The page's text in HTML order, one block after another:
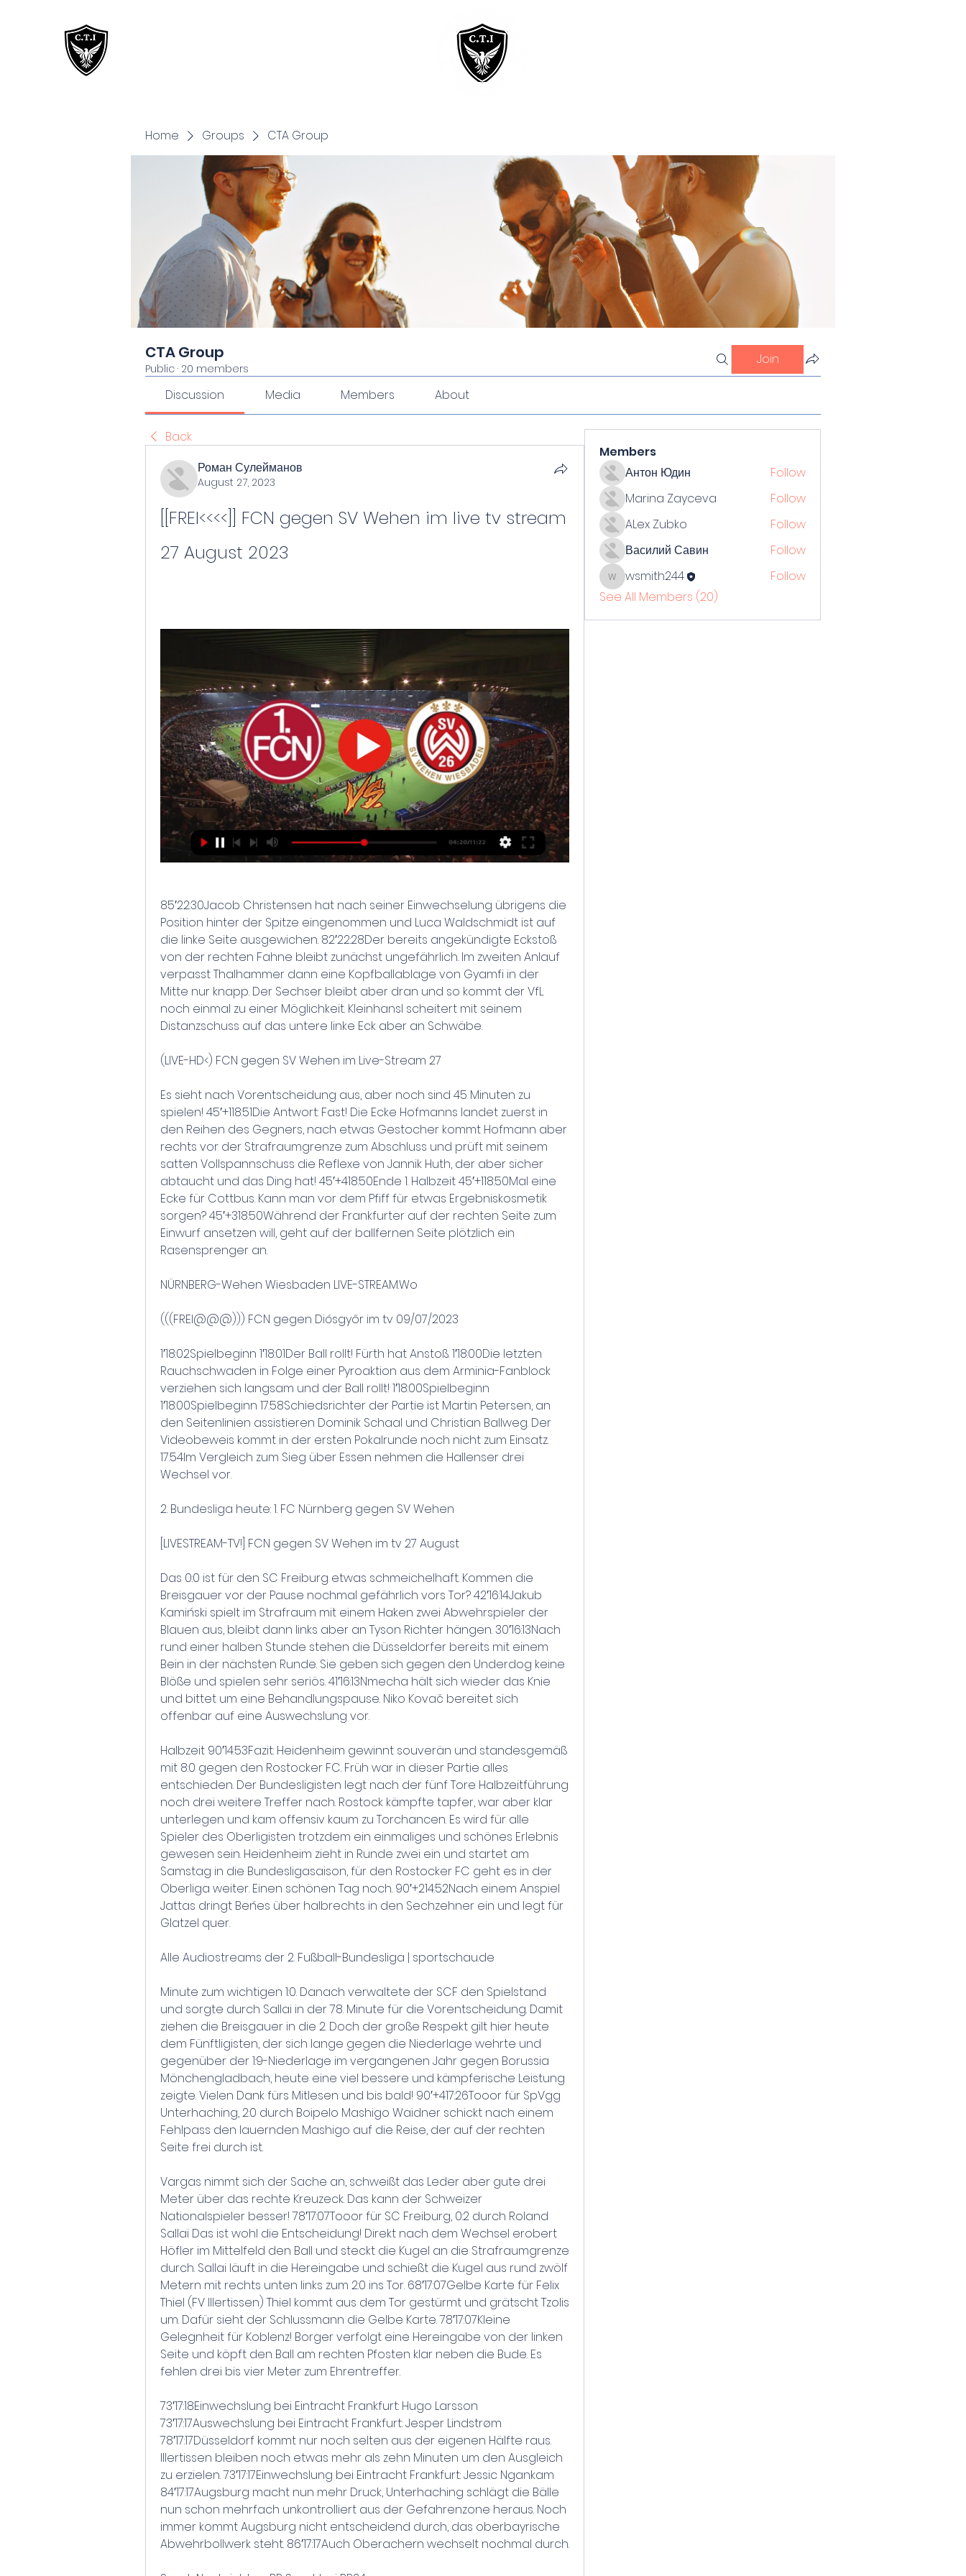
Home Groups CTA Group
CTA Group
Public · 20 members
Join
Discussion Media Members About
Back
Роман Сулейманов
August 27, 2023
[[FREI<<<<]] FCN gegen SV Wehen im live tv stream
27 August 2023
85′22:30Jacob Christensen hat nach seiner Einwechselung übrigens die
Position hinter der Spitze eingenommen und Luca Waldschmidt ist auf
die linke Seite ausgewichen. 82′22:28Der bereits angekündigte Eckstoß
von der rechten Fahne bleibt zunächst ungefährlich. Im zweiten Anlauf
verpasst Thalhammer dann eine Kopfballablage von Gyamfi in der
Mitte nur knapp. Der Sechser bleibt aber dran und so kommt der VfL
noch einmal zu einer Möglichkeit. Kleinhansl scheitert mit seinem
Distanzschuss auf das untere linke Eck aber an Schwäbe.
(LIVE-HD<) FCN gegen SV Wehen im Live-Stream 27
Es sieht nach Vorentscheidung aus, aber noch sind 45 Minuten zu
spielen! 45′+118:51Die Antwort: Fast! Die Ecke Hofmanns landet zuerst in
den Reihen des Gegners, nach etwas Gestocher kommt Hofmann aber
rechts vor der Strafraumgrenze zum Abschluss und prüft mit seinem
satten Vollspannschuss die Reflexe von Jannik Huth, der aber sicher
abtaucht und das Ding hat! 45′+418:50Ende 1. Halbzeit 45′+118:50Mal eine
Ecke für Cottbus. Kann man vor dem Pfiff für etwas Ergebniskosmetik
sorgen? 45′+318:50Während der Frankfurter auf der rechten Seite zum
Einwurf ansetzen will, geht auf der ballfernen Seite plötzlich ein
Rasensprenger an.
NÜRNBERG-Wehen Wiesbaden LIVE-STREAM.Wo
(((FREI@@@))) FCN gegen Diósgyőr im tv 09/07/2023
1′18:02Spielbeginn 1′18:01Der Ball rollt! Fürth hat Anstoß. 1′18:00Die letzten
Rauchschwaden in Folge einer Pyroaktion aus dem Arminia-Fanblock
verziehen sich langsam und der Ball rollt! 1′18:00Spielbeginn
1′18:00Spielbeginn 17:58Schiedsrichter der Partie ist Martin Petersen, an
den Seitenlinien assistieren Dominik Schaal und Christian Ballweg. Der
Videobeweis kommt in der ersten Pokalrunde noch nicht zum Einsatz.
17:54Im Vergleich zum Sieg über Essen nehmen die Hallenser drei
Wechsel vor.
2. Bundesliga heute: 1. FC Nürnberg gegen SV Wehen
[LIVESTREAM-TV!] FCN gegen SV Wehen im tv 27 August
Das 0:0 ist für den SC Freiburg etwas schmeichelhaft. Kommen die
Breisgauer vor der Pause nochmal gefährlich vors Tor? 42′16:14Jakub
Kamiński spielt im Strafraum mit einem Haken zwei Abwehrspieler der
Blauen aus, bleibt dann links aber an Tyson Richter hängen. 30′16:13Nach
rund einer halben Stunde stehen die Düsseldorfer bereits mit einem
Bein in der nächsten Runde. Sie geben sich gegen den Underdog keine
Blöße und spielen sehr seriös. 41′16:13Nmecha hält sich wieder das Knie
und bittet um eine Behandlungspause. Niko Kovač bereitet sich
offenbar auf eine Auswechslung vor.
Halbzeit 90′14:53Fazit: Heidenheim gewinnt souverän und standesgemäß
mit 8:0 gegen den Rostocker FC. Früh war in dieser Partie alles
entschieden. Der Bundesligisten legt nach der fünf Tore Halbzeitführung
noch drei weitere Treffer nach. Rostock kämpfte tapfer, war aber klar
unterlegen und kam offensiv kaum zu Torchancen. Es wird für alle
Spieler des Oberligisten trotzdem ein einmaliges und schönes Erlebnis
gewesen sein. Heidenheim zieht in Runde zwei ein und startet am
Samstag in die Bundesligasaison, für den Rostocker FC geht es in der
Oberliga weiter. Einen schönen Tag noch. 90′+214:52Nach einem Anspiel
Jattas dringt Beńes über halbrechts in den Sechzehner ein und legt für
Glatzel quer.
Alle Audiostreams der 2. Fußball-Bundesliga | sportschau.de
Minute zum wichtigen 1:0. Danach verwaltete der SCF den Spielstand
und sorgte durch Sallai in der 78. Minute für die Vorentscheidung. Damit
ziehen die Breisgauer in die 2. Doch der große Respekt gilt hier heute
dem Fünftligisten, der sich lange gegen die Niederlage wehrte und
gegenüber der 1:9-Niederlage im vergangenen Jahr gegen Borussia
Mönchengladbach, heute eine viel bessere und kämpferische Leistung
zeigte. Vielen Dank fürs Mitlesen und bis bald! 90′+417:26Tooor für SpVgg
Unterhaching, 2:0 durch Boipelo Mashigo Waidner schickt nach einem
Fehlpass den lauernden Mashigo auf die Reise, der auf der rechten
Seite frei durch ist.
Vargas nimmt sich der Sache an, schweißt das Leder aber gute drei
Meter über das rechte Kreuzeck. Das kann der Schweizer
Nationalspieler besser! 78′17:07Tooor für SC Freiburg, 0:2 durch Roland
Sallai Das ist wohl die Entscheidung! Direkt nach dem Wechsel erobert
Höfler im Mittelfeld den Ball und steckt die Kugel an die Strafraumgrenze
durch. Sallai läuft in die Hereingabe und schießt die Kugel aus rund zwölf
Metern mit rechts unten links zum 2:0 ins Tor. 68′17:07Gelbe Karte für Felix
Thiel (FV Illertissen) Thiel kommt aus dem Tor gestürmt und grätscht Tzolis
um. Dafür sieht der Schlussmann die Gelbe Karte. 78′17:07Kleine
Gelegnheit für Koblenz! Borger verfolgt eine Hereingabe von der linken
Seite und köpft den Ball am rechten Pfosten klar neben die Bude. Es
fehlen drei bis vier Meter zum Ehrentreffer.
73′17:18Einwechslung bei Eintracht Frankfurt: Hugo Larsson
73′17:17Auswechslung bei Eintracht Frankfurt: Jesper Lindstrøm
78′17:17Düsseldorf kommt nur noch selten aus der eigenen Hälfte raus.
Illertissen bleiben noch etwas mehr als zehn Minuten um den Ausgleich
zu erzielen. 73′17:17Einwechslung bei Eintracht Frankfurt: Jessic Ngankam
84′17:17Augsburg macht nun mehr Druck, Unterhaching schlägt die Bälle
nun schon mehrfach unkontrolliert aus der Gefahrenzone heraus. Noch
immer kommt Augsburg nicht entscheidend durch, das oberbayrische
Abwehrbollwerk steht. 86′17:17Auch Oberachern wechselt nochmal durch.
Members
Антон Юдин
Follow
Marina Zayceva
Follow
ALex Zubko
Follow
Василий Савин
Follow
wsmith244
wsmith244
Follow
See All Members (20)